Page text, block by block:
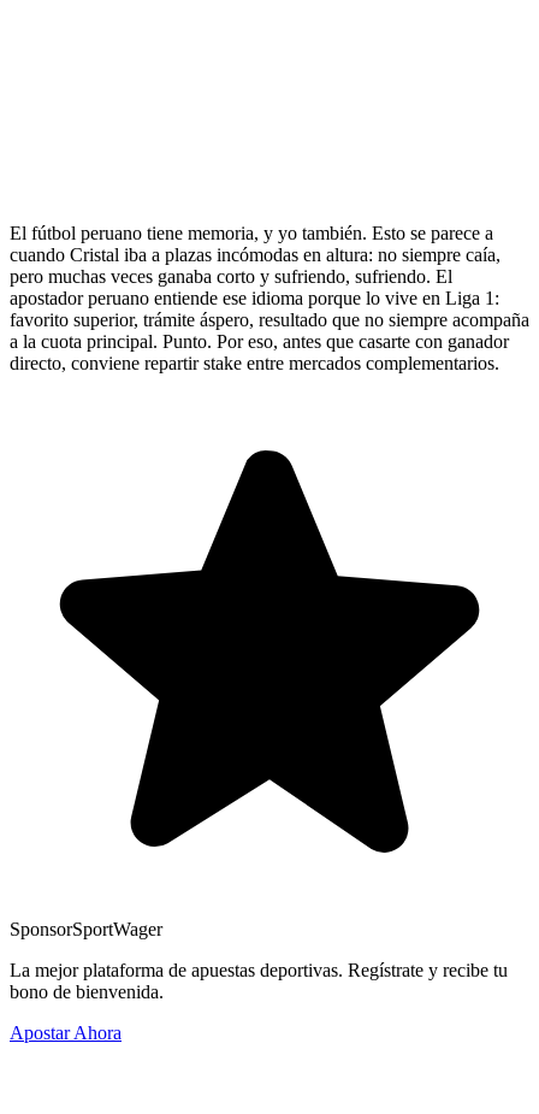
El fútbol peruano tiene memoria, y yo también. Esto se parece a
cuando Cristal iba a plazas incómodas en altura: no siempre caía,
pero muchas veces ganaba corto y sufriendo, sufriendo. El
apostador peruano entiende ese idioma porque lo vive en Liga 1:
favorito superior, trámite áspero, resultado que no siempre acompaña
a la cuota principal. Punto. Por eso, antes que casarte con ganador
directo, conviene repartir stake entre mercados complementarios.
SponsorSportWager
La mejor plataforma de apuestas deportivas. Regístrate y recibe tu
bono de bienvenida.
Apostar Ahora